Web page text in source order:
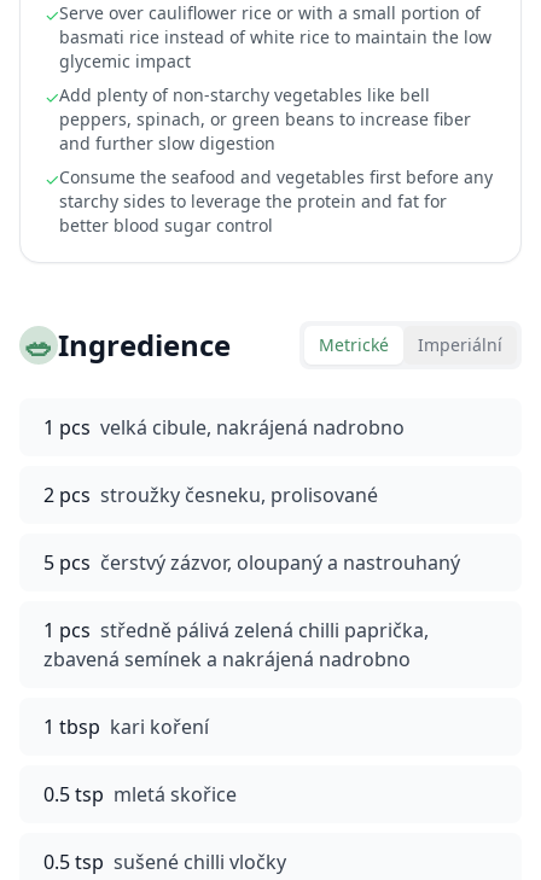
✓Serve over cauliflower rice or with a small portion of
basmati rice instead of white rice to maintain the low
glycemic impact
✓Add plenty of non-starchy vegetables like bell
peppers, spinach, or green beans to increase fiber
and further slow digestion
✓Consume the seafood and vegetables first before any
starchy sides to leverage the protein and fat for
better blood sugar control
🥗Ingredience Metrické Imperiální
1 pcs velká cibule, nakrájená nadrobno
2 pcs stroužky česneku, prolisované
5 pcs čerstvý zázvor, oloupaný a nastrouhaný
1 pcs středně pálivá zelená chilli paprička,
zbavená semínek a nakrájená nadrobno
1 tbsp kari koření
0.5 tsp mletá skořice
0.5 tsp sušené chilli vločky